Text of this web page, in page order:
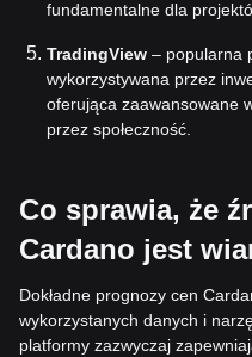
fundamentalne dla
TradingView – popularna
wykorzystywana przez
oferująca zaawansowane
przez społeczność.
Co sprawia, że
Cardano jest
Dokładne prognozy cen
wykorzystanych danych i
platformy zazwyczaj